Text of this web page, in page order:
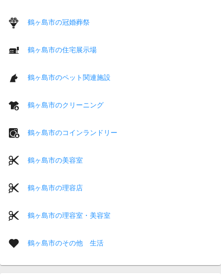
鶴ヶ島市の冠婚葬祭
鶴ヶ島市の住宅展示場
鶴ヶ島市のペット関連施設
鶴ヶ島市のクリーニング
鶴ヶ島市のコインランドリー
鶴ヶ島市の美容室
鶴ヶ島市の理容店
鶴ヶ島市の理容室・美容室
鶴ヶ島市のその他 生活